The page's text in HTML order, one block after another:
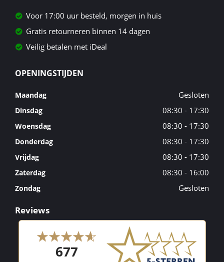
Voor 17:00 uur besteld, morgen in huis
Gratis retourneren binnen 14 dagen
Veilig betalen met iDeal
OPENINGSTIJDEN
Maandag Gesloten
Dinsdag 08:30 - 17:30
Woensdag 08:30 - 17:30
Donderdag 08:30 - 17:30
Vrijdag 08:30 - 17:30
Zaterdag 08:30 - 16:00
Zondag Gesloten
Reviews